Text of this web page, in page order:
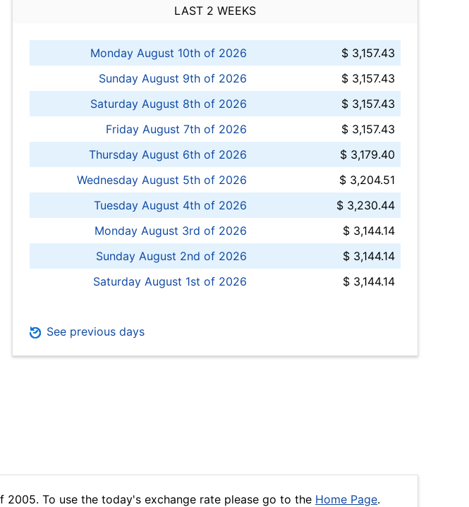
LAST 2 WEEKS
Monday August 10th of 2026
$ 3,157.43
Sunday August 9th of 2026
$ 3,157.43
Saturday August 8th of 2026
$ 3,157.43
Friday August 7th of 2026
$ 3,157.43
Thursday August 6th of 2026
$ 3,179.40
Wednesday August 5th of 2026
$ 3,204.51
Tuesday August 4th of 2026
$ 3,230.44
Monday August 3rd of 2026
$ 3,144.14
Sunday August 2nd of 2026
$ 3,144.14
Saturday August 1st of 2026
$ 3,144.14
See previous days
2005. To use the today's exchange rate please go to the Home Page.